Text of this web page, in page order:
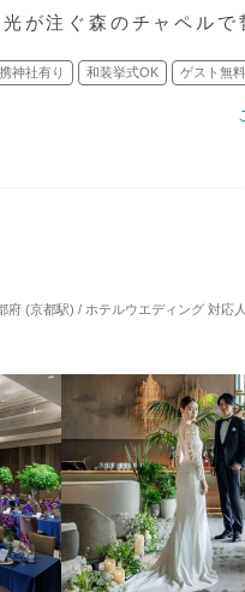
が注ぐ森のチャペルで
神社有り 和装挙式OK ゲスト無
府 (京都駅) / ホテルウエディング 対応人数: 着席